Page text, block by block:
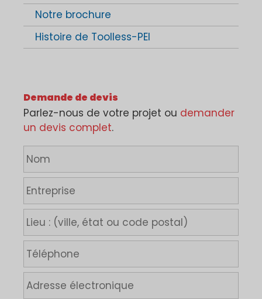
Notre brochure
Histoire de Toolless-PEI
Demande de devis
Parlez-nous de votre projet ou demander
un devis complet.
N
o
m
*
E
n
t
r
e
p
i
s
L
e
u
:
v
T
é
l
éA
d